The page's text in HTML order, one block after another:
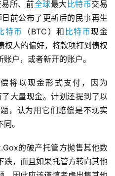
所、前全球最大 比特币交易
前公布了更新后的民事再生
特币 （BTC）和 比特币现金
权人的偏好，将款项打到债权
户，或者新开的账户。
将以现金形式支付，因为
大量现金。计划还提到了以
，认为用它们赔偿是不现实
。
的破产托管方抛售其他数
跌，而且如果托管方转向其他